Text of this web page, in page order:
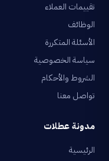
تقييمات العملاء
الوظائف
الأسئلة المتكررة
سياسة الخصوصية
الشروط والأحكام
تواصل معنا
مدونة عطلات
الرئيسية